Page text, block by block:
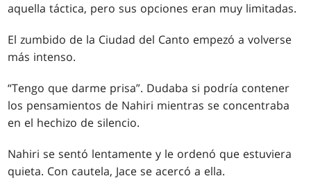
aquella táctica, pero sus opciones eran muy limitadas.
El zumbido de la Ciudad del Canto empezó a volverse
más intenso.
“Tengo que darme prisa”. Dudaba si podría contener
los pensamientos de Nahiri mientras se concentraba
en el hechizo de silencio.
Nahiri se sentó lentamente y le ordenó que estuviera
quieta. Con cautela, Jace se acercó a ella.